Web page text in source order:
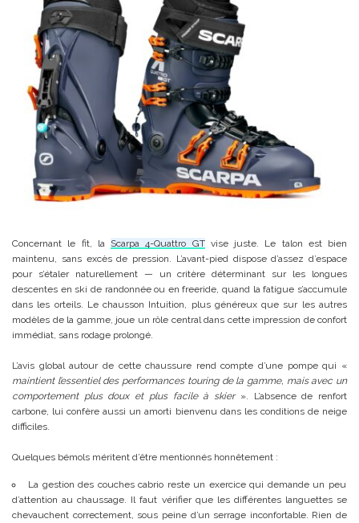
Concernant le fit, la Scarpa 4-Quattro GTvise juste. Le talon est bien
maintenu, sans excès de pression. L’avant-pied dispose d’assez d’espace
pour s’étaler naturellement — un critère déterminant sur les longues
descentes en ski de randonnée ou en freeride, quand la fatigue s’accumule
dans les orteils. Le chausson Intuition, plus généreux que sur les autres
modèles de la gamme, joue un rôle central dans cette impression de confort
immédiat, sans rodage prolongé.
L’avis global autour de cette chaussure rend compte d’une pompe qui «
maintient l’essentiel des performances touring de la gamme, mais avec un
comportement plus doux et plus facile à skier». L’absence de renfort
carbone, lui confère aussi un amorti bienvenu dans les conditions de neige
difficiles.
Quelques bémols méritent d’être mentionnés honnêtement :
La gestion des couches cabrio reste un exercice qui demande un peu
d’attention au chaussage. Il faut vérifier que les différentes languettes se
chevauchent correctement, sous peine d’un serrage inconfortable. Rien de